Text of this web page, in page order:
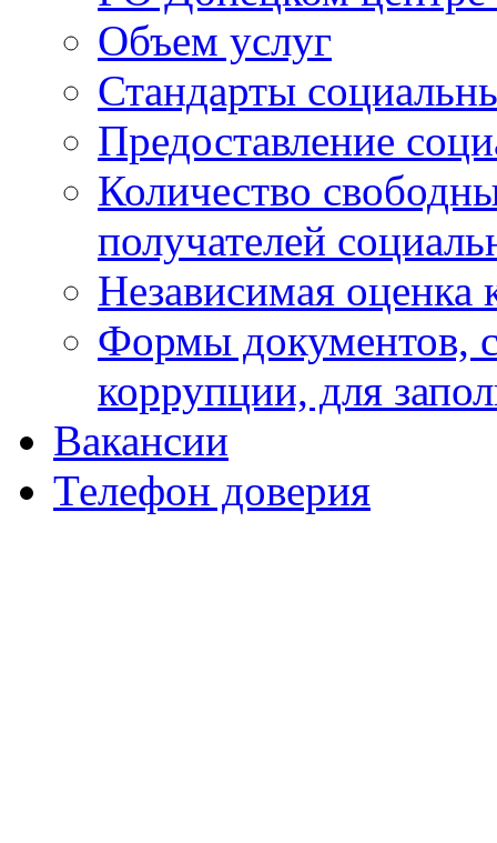
Объем услуг
Стандарты
Предоставление
Количество
получателей
Независимая оценка
Формы документов,
коррупции, для
Вакансии
Телефон доверия